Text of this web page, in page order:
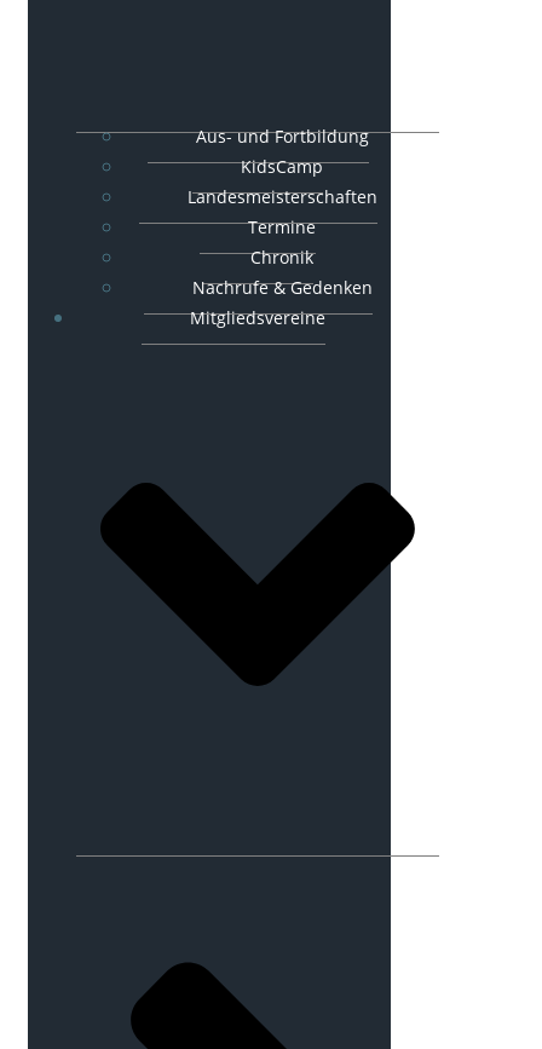
Aus- und Fortbildung
KidsCamp
Landesmeisterschaften
Termine
Chronik
Nachrufe & Gedenken
Mitgliedsvereine